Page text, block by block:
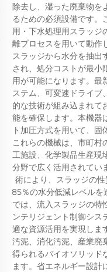
除去し、湿った廃棄物を
るための必須設備です。
用・下水処理用スラッジ
離プロセスを用いて動作
スラッジから水分を抽出
され、処分コストが最小
用が可能になります。最
ステム、可変速ドライブ
的な技術が組み込まれて
能を確保します。本機器
ト加圧方式を用いて、固
これらの機械は、市町村
工施設、化学製品生産現
分野で広く活用されてい
術により、スラッジの
85％の水分低減レベルを
では、流入スラッジの特
ンテリジェント制御シス
適な資源活用を実現しま
汚泥、消化汚泥、産業廃
得られるバイオソリッド
ます。省エネルギー設計